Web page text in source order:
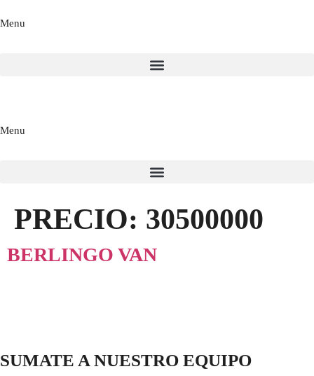
Menu
Menu
PRECIO: 30500000
BERLINGO VAN
SUMATE A NUESTRO EQUIPO